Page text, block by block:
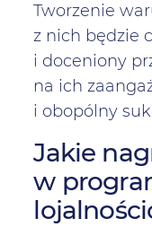
Tworzenie
z nich będzie
i doceniony
na ich
i obopólny
Jakie
w